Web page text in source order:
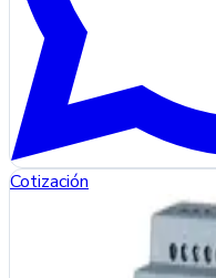
Cotización